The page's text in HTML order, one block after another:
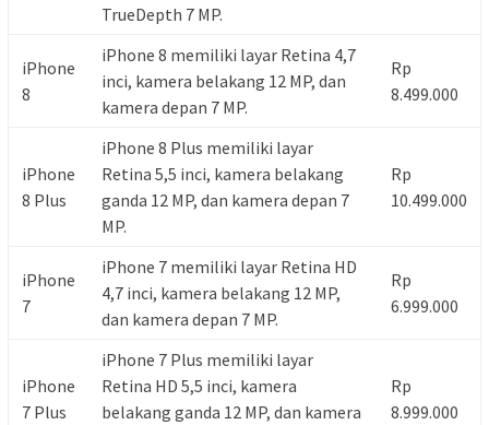
TrueDepth 7 MP.
iPhone
8
iPhone 8 memiliki layar Retina 4,7
inci, kamera belakang 12 MP, dan
kamera depan 7 MP.
Rp
8.499.000
iPhone
8 Plus
iPhone 8 Plus memiliki layar
Retina 5,5 inci, kamera belakang
ganda 12 MP, dan kamera depan 7
MP.
Rp
10.499.000
iPhone
7
iPhone 7 memiliki layar Retina HD
4,7 inci, kamera belakang 12 MP,
dan kamera depan 7 MP.
Rp
6.999.000
iPhone
7 Plus
iPhone 7 Plus memiliki layar
Retina HD 5,5 inci, kamera
belakang ganda 12 MP, dan kamera
Rp
8.999.000